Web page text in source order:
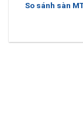
So sánh sàn